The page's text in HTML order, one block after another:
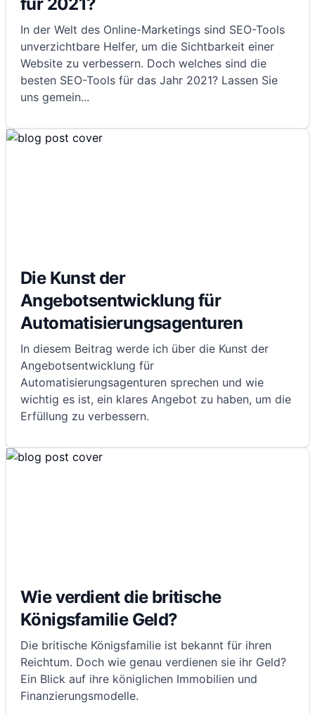
In der Welt des Online-Marketings sind SEO-Tools
unverzichtbare Helfer, um die Sichtbarkeit einer
Website zu verbessern. Doch welches sind die
besten SEO-Tools für das Jahr 2021? Lassen Sie
uns gemein...
Die Kunst der
Angebotsentwicklung für
Automatisierungsagenturen
In diesem Beitrag werde ich über die Kunst der
Angebotsentwicklung für
Automatisierungsagenturen sprechen und wie
wichtig es ist, ein klares Angebot zu haben, um die
Erfüllung zu verbessern.
Wie verdient die britische
Königsfamilie Geld?
Die britische Königsfamilie ist bekannt für ihren
Reichtum. Doch wie genau verdienen sie ihr Geld?
Ein Blick auf ihre königlichen Immobilien und
Finanzierungsmodelle.